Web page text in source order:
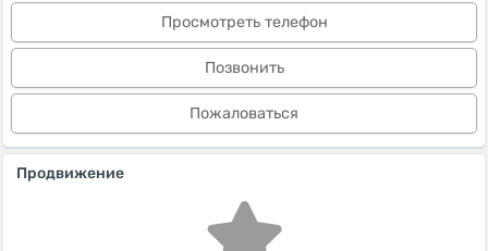
Просмотреть телефон
Позвонить
Пожаловаться
Продвижение